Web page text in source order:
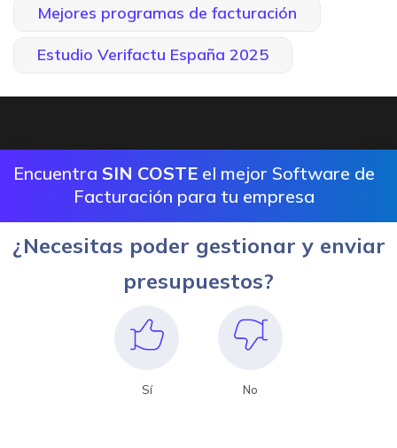
Mejores programas de facturación
Estudio Verifactu España 2025
Encuentra SIN COSTE el mejor Software de
Facturación para tu empresa
¿Necesitas poder gestionar y enviar
presupuestos?
Sí No